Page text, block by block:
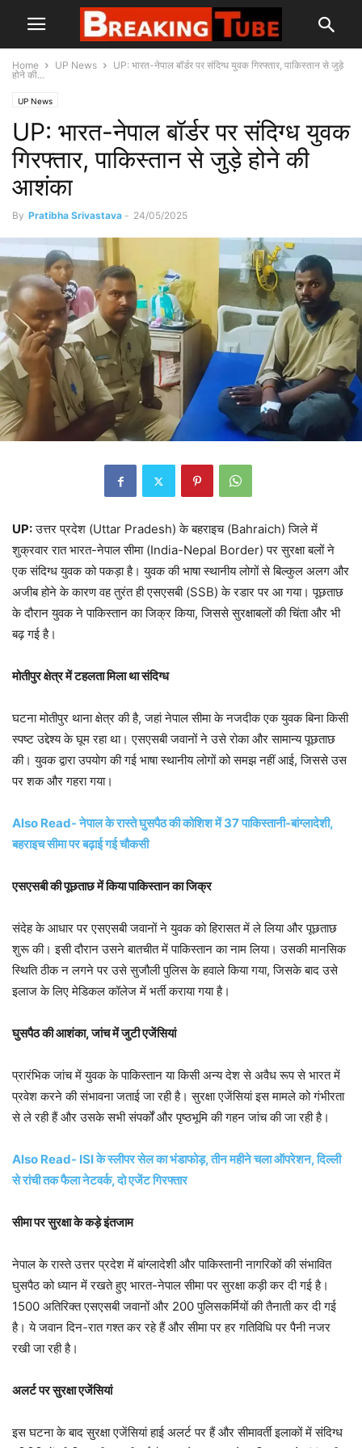
Home UP News
UP: भारत-नेपाल बॉर्डर पर संदिग्ध युवक गिरफ्तार, पाकिस्तान से जुड़े
होने की...
UP News
UP: भारत-नेपाल बॉर्डर पर संदिग्ध युवक
गिरफ्तार, पाकिस्तान से जुड़े होने की
आशंका
By Pratibha Srivastava - 24/05/2025
UP:उत्तर प्रदेश (Uttar Pradesh) के बहराइच (Bahraich) जिले में
शुक्रवार रात भारत-नेपाल सीमा (India-Nepal Border) पर सुरक्षा बलों ने
एक संदिग्ध युवक को पकड़ा है। युवक की भाषा स्थानीय लोगों से बिल्कुल अलग और
अजीब होने के कारण वह तुरंत ही एसएसबी (SSB) के रडार पर आ गया। पूछताछ
के दौरान युवक ने पाकिस्तान का जिक्र किया, जिससे सुरक्षाबलों की चिंता और भी
बढ़ गई है।
मोतीपुर क्षेत्र में टहलता मिला था संदिग्ध
घटना मोतीपुर थाना क्षेत्र की है, जहां नेपाल सीमा के नजदीक एक युवक बिना किसी
स्पष्ट उद्देश्य के घूम रहा था। एसएसबी जवानों ने उसे रोका और सामान्य पूछताछ
की। युवक द्वारा उपयोग की गई भाषा स्थानीय लोगों को समझ नहीं आई, जिससे उस
पर शक और गहरा गया।
Also Read- नेपाल के रास्ते घुसपैठ की कोशिश में 37 पाकिस्तानी-बांग्लादेशी,
बहराइच सीमा पर बढ़ाई गई चौकसी
एसएसबी की पूछताछ में किया पाकिस्तान का जिक्र
संदेह के आधार पर एसएसबी जवानों ने युवक को हिरासत में ले लिया और पूछताछ
शुरू की। इसी दौरान उसने बातचीत में पाकिस्तान का नाम लिया। उसकी मानसिक
स्थिति ठीक न लगने पर उसे सुजौली पुलिस के हवाले किया गया, जिसके बाद उसे
इलाज के लिए मेडिकल कॉलेज में भर्ती कराया गया है।
घुसपैठ की आशंका, जांच में जुटी एजेंसियां
प्रारंभिक जांच में युवक के पाकिस्तान या किसी अन्य देश से अवैध रूप से भारत में
प्रवेश करने की संभावना जताई जा रही है। सुरक्षा एजेंसियां इस मामले को गंभीरता
से ले रही हैं और उसके सभी संपर्कों और पृष्ठभूमि की गहन जांच की जा रही है।
Also Read- ISI के स्लीपर सेल का भंडाफोड़, तीन महीने चला ऑपरेशन, दिल्ली
से रांची तक फैला नेटवर्क, दो एजेंट गिरफ्तार
सीमा पर सुरक्षा के कड़े इंतजाम
नेपाल के रास्ते उत्तर प्रदेश में बांग्लादेशी और पाकिस्तानी नागरिकों की संभावित
घुसपैठ को ध्यान में रखते हुए भारत-नेपाल सीमा पर सुरक्षा कड़ी कर दी गई है।
1500 अतिरिक्त एसएसबी जवानों और 200 पुलिसकर्मियों की तैनाती कर दी गई
है। ये जवान दिन-रात गश्त कर रहे हैं और सीमा पर हर गतिविधि पर पैनी नजर
रखी जा रही है।
अलर्ट पर सुरक्षा एजेंसियां
इस घटना के बाद सुरक्षा एजेंसियां हाई अलर्ट पर हैं और सीमावर्ती इलाकों में संदिग्ध